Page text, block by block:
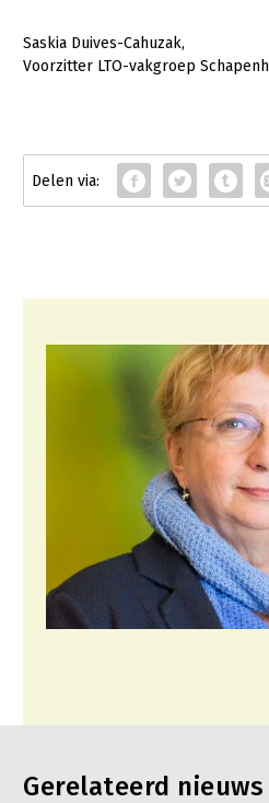
Schapenhouderij
Paddenstoelen
Over LTO
LTO Nederland
Bestuur en Directie
Medewerkers
Jaarverslag 2023
Vacatures
Saskia Duives-Cahuzak,
Voorzitter LTO-vakgroep
Gerelateerd nieuws